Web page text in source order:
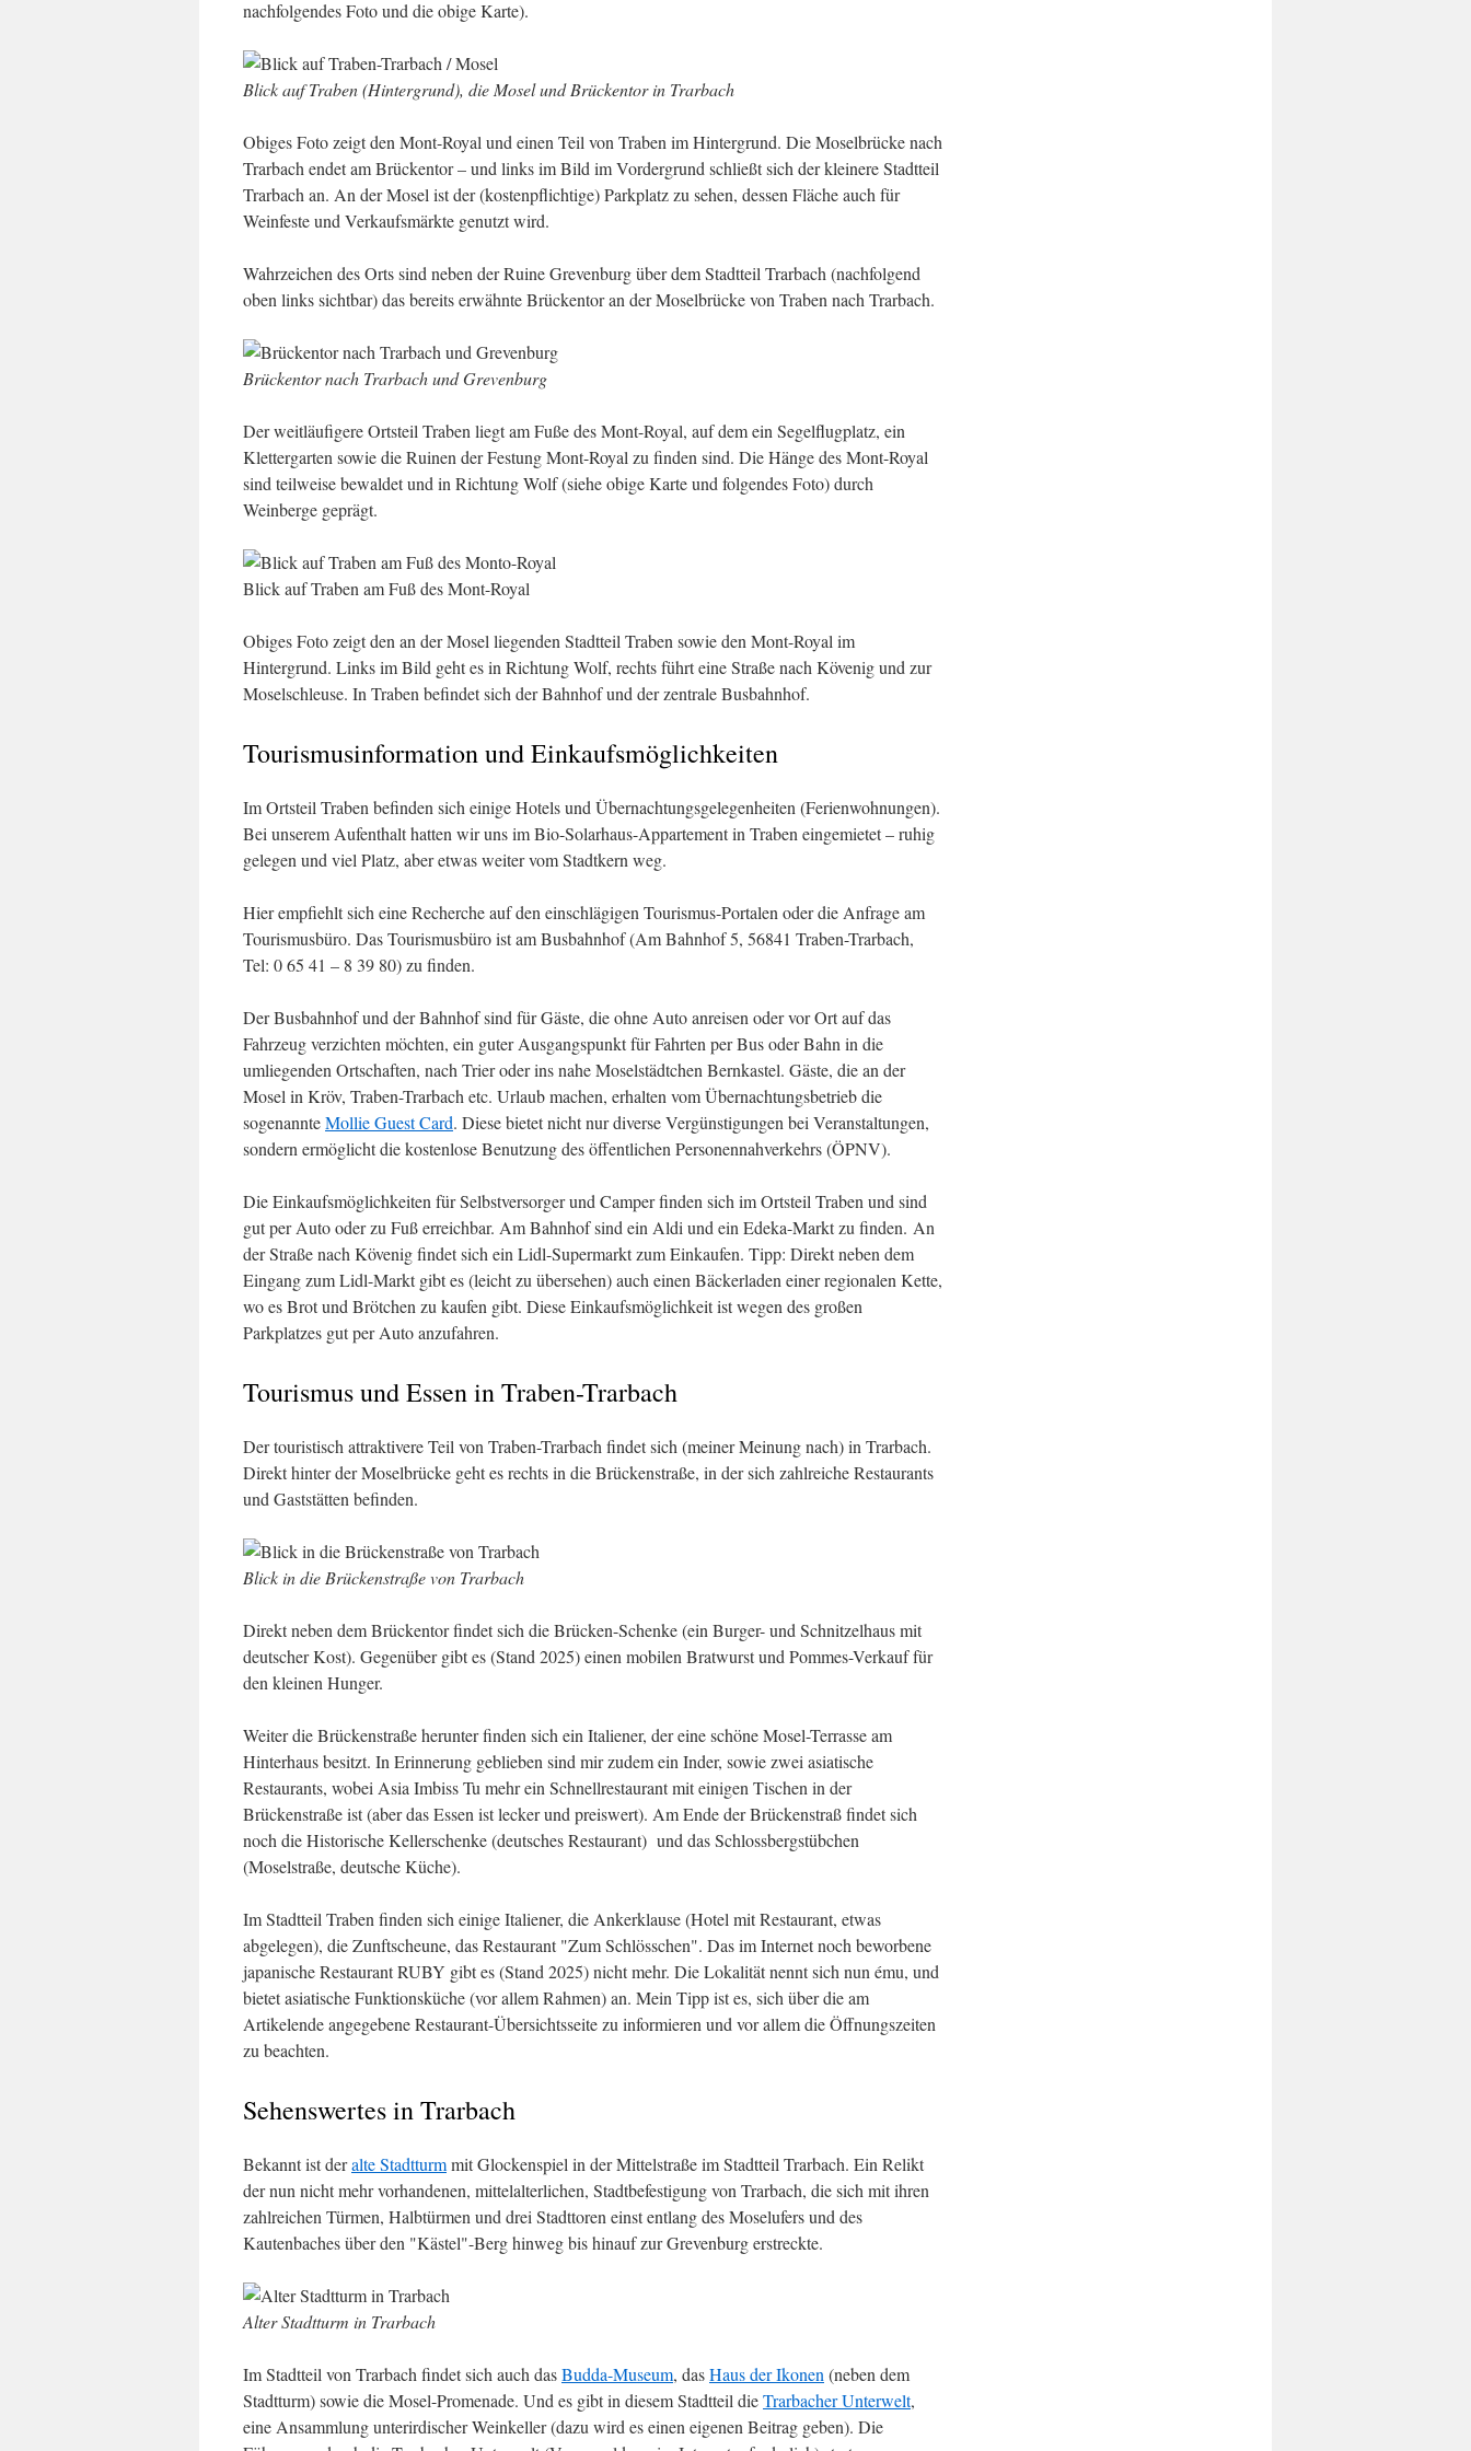
nachfolgendes Foto und die obige Karte).
Blick auf Traben (Hintergrund), die Mosel und Brückentor in Trarbach
Obiges Foto zeigt den Mont-Royal und einen Teil von Traben im Hintergrund. Die Moselbrücke nach
Trarbach endet am Brückentor – und links im Bild im Vordergrund schließt sich der kleinere Stadtteil
Trarbach an. An der Mosel ist der (kostenpflichtige) Parkplatz zu sehen, dessen Fläche auch für
Weinfeste und Verkaufsmärkte genutzt wird.
Wahrzeichen des Orts sind neben der Ruine Grevenburg über dem Stadtteil Trarbach (nachfolgend
oben links sichtbar) das bereits erwähnte Brückentor an der Moselbrücke von Traben nach Trarbach.
Brückentor nach Trarbach und Grevenburg
Der weitläufigere Ortsteil Traben liegt am Fuße des Mont-Royal, auf dem ein Segelflugplatz, ein
Klettergarten sowie die Ruinen der Festung Mont-Royal zu finden sind. Die Hänge des Mont-Royal
sind teilweise bewaldet und in Richtung Wolf (siehe obige Karte und folgendes Foto) durch
Weinberge geprägt.
Blick auf Traben am Fuß des Mont-Royal
Obiges Foto zeigt den an der Mosel liegenden Stadtteil Traben sowie den Mont-Royal im
Hintergrund. Links im Bild geht es in Richtung Wolf, rechts führt eine Straße nach Kövenig und zur
Moselschleuse. In Traben befindet sich der Bahnhof und der zentrale Busbahnhof.
Tourismusinformation und Einkaufsmöglichkeiten
Im Ortsteil Traben befinden sich einige Hotels und Übernachtungsgelegenheiten (Ferienwohnungen).
Bei unserem Aufenthalt hatten wir uns im Bio-Solarhaus-Appartement in Traben eingemietet – ruhig
gelegen und viel Platz, aber etwas weiter vom Stadtkern weg.
Hier empfiehlt sich eine Recherche auf den einschlägigen Tourismus-Portalen oder die Anfrage am
Tourismusbüro. Das Tourismusbüro ist am Busbahnhof (Am Bahnhof 5, 56841 Traben-Trarbach,
Tel: 0 65 41 – 8 39 80) zu finden.
Der Busbahnhof und der Bahnhof sind für Gäste, die ohne Auto anreisen oder vor Ort auf das
Fahrzeug verzichten möchten, ein guter Ausgangspunkt für Fahrten per Bus oder Bahn in die
umliegenden Ortschaften, nach Trier oder ins nahe Moselstädtchen Bernkastel. Gäste, die an der
Mosel in Kröv, Traben-Trarbach etc. Urlaub machen, erhalten vom Übernachtungsbetrieb die
sogenannteMollie Guest Card. Diese bietet nicht nur diverse Vergünstigungen bei Veranstaltungen,
sondern ermöglicht die kostenlose Benutzung des öffentlichen Personennahverkehrs (ÖPNV).
Die Einkaufsmöglichkeiten für Selbstversorger und Camper finden sich im Ortsteil Traben und sind
gut per Auto oder zu Fuß erreichbar. Am Bahnhof sind ein Aldi und ein Edeka-Markt zu finden. An
der Straße nach Kövenig findet sich ein Lidl-Supermarkt zum Einkaufen. Tipp: Direkt neben dem
Eingang zum Lidl-Markt gibt es (leicht zu übersehen) auch einen Bäckerladen einer regionalen Kette,
wo es Brot und Brötchen zu kaufen gibt. Diese Einkaufsmöglichkeit ist wegen des großen
Parkplatzes gut per Auto anzufahren.
Tourismus und Essen in Traben-Trarbach
Der touristisch attraktivere Teil von Traben-Trarbach findet sich (meiner Meinung nach) in Trarbach.
Direkt hinter der Moselbrücke geht es rechts in die Brückenstraße, in der sich zahlreiche Restaurants
und Gaststätten befinden.
Blick in die Brückenstraße von Trarbach
Direkt neben dem Brückentor findet sich die Brücken-Schenke (ein Burger- und Schnitzelhaus mit
deutscher Kost). Gegenüber gibt es (Stand 2025) einen mobilen Bratwurst und Pommes-Verkauf für
den kleinen Hunger.
Weiter die Brückenstraße herunter finden sich ein Italiener, der eine schöne Mosel-Terrasse am
Hinterhaus besitzt. In Erinnerung geblieben sind mir zudem ein Inder, sowie zwei asiatische
Restaurants, wobei Asia Imbiss Tu mehr ein Schnellrestaurant mit einigen Tischen in der
Brückenstraße ist (aber das Essen ist lecker und preiswert). Am Ende der Brückenstraß findet sich
noch die Historische Kellerschenke (deutsches Restaurant) und das Schlossbergstübchen
(Moselstraße, deutsche Küche).
Im Stadtteil Traben finden sich einige Italiener, die Ankerklause (Hotel mit Restaurant, etwas
abgelegen), die Zunftscheune, das Restaurant "Zum Schlösschen". Das im Internet noch beworbene
japanische Restaurant RUBY gibt es (Stand 2025) nicht mehr. Die Lokalität nennt sich nun ému, und
bietet asiatische Funktionsküche (vor allem Rahmen) an. Mein Tipp ist es, sich über die am
Artikelende angegebene Restaurant-Übersichtsseite zu informieren und vor allem die Öffnungszeiten
zu beachten.
Sehenswertes in Trarbach
Bekannt ist deralte Stadtturmmit Glockenspiel in der Mittelstraße im Stadtteil Trarbach. Ein Relikt
der nun nicht mehr vorhandenen, mittelalterlichen, Stadtbefestigung von Trarbach, die sich mit ihren
zahlreichen Türmen, Halbtürmen und drei Stadttoren einst entlang des Moselufers und des
Kautenbaches über den "Kästel"-Berg hinweg bis hinauf zur Grevenburg erstreckte.
Alter Stadtturm in Trarbach
Im Stadtteil von Trarbach findet sich auch dasBudda-Museum, dasHaus der Ikonen (neben dem
Stadtturm) sowie die Mosel-Promenade. Und es gibt in diesem Stadtteil dieTrarbacher Unterwelt,
eine Ansammlung unterirdischer Weinkeller (dazu wird es einen eigenen Beitrag geben). Die